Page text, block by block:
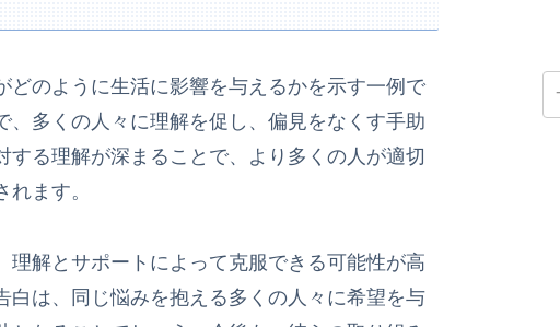
のように生活に影響を与えるかを示す一例で
多くの人々に理解を促し、偏見をなくす手助
る理解が深まることで、より多くの人が適切
ます。
解とサポートによって克服できる可能性が高
は、同じ悩みを抱える多くの人々に希望を与